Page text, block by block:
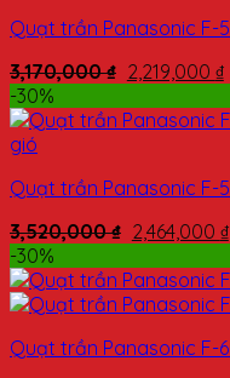
Quạt trần Panasonic F-
3,170,000₫ 2,219,000 ₫
-30%
Quạt trần Panasonic F-
3,520,000₫ 2,464,000 ₫
-30%
Quạt trần Panasonic F-